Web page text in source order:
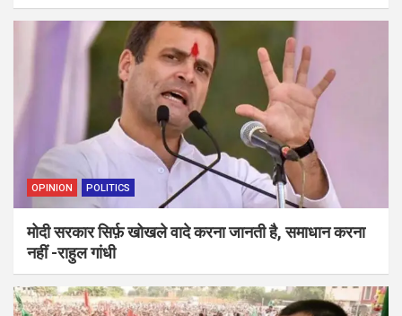
OPINION POLITICS
मोदी सरकार सिर्फ़ खोखले वादे करना जानती है, समाधान करना
नहीं -राहुल गांधी